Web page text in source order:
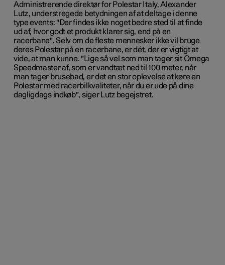
Administrerende direktør for Polestar Italy, Alexander
Lutz, understregede betydningen af at deltage i denne
type events: "Der findes ikke noget bedre sted til at finde
ud af, hvor godt et produkt klarer sig, end på en
racerbane". Selv om de fleste mennesker ikke vil bruge
deres Polestar på en racerbane, er dét, der er vigtigt at
vide, at man kunne. "Lige så vel som man tager sit Omega
Speedmaster af, som er vandtæt ned til 100 meter, når
man tager brusebad, er det en stor oplevelse at køre en
Polestar med racerbilkvaliteter, når du er ude på dine
dagligdags indkøb", siger Lutz begejstret.